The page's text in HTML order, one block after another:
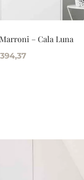
– Cala Luna